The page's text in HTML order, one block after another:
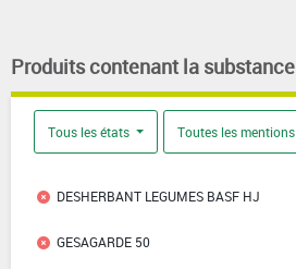
Produits contenant la substance
Tous les états Toutes les mentions
DESHERBANT LEGUMES BASF HJ
GESAGARDE 50